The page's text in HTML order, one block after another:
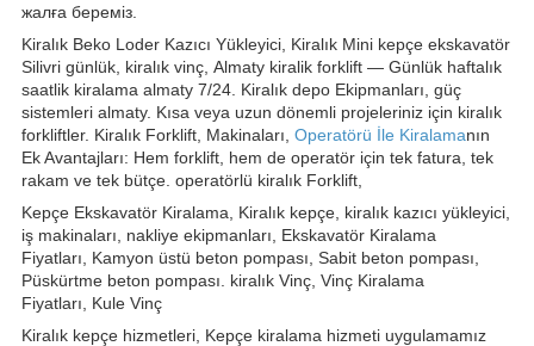
жалға береміз.
Kiralık Beko Loder Kazıcı Yükleyici, Kiralık Mini kepçe ekskavatör
Silivri günlük, kiralık vinç, Almaty kiralik forklift — Günlük haftalık
saatlik kiralama almaty 7/24. Kiralık depo Ekipmanları, güç
sistemleri almaty. Kısa veya uzun dönemli projeleriniz için kiralık
forkliftler. Kiralık Forklift, Makinaları, Operatörü İle Kiralamanın
Ek Avantajları: Hem forklift, hem de operatör için tek fatura, tek
rakam ve tek bütçe. operatörlü kiralık Forklift,
Kepçe Ekskavatör Kiralama, Kiralık kepçe, kiralık kazıcı yükleyici,
iş makinaları, nakliye ekipmanları, Ekskavatör Kiralama
Fiyatları, Kamyon üstü beton pompası, Sabit beton pompası,
Püskürtme beton pompası. kiralık Vinç, Vinç Kiralama
Fiyatları, Kule Vinç
Kiralık kepçe hizmetleri, Kepçe kiralama hizmeti uygulamamız